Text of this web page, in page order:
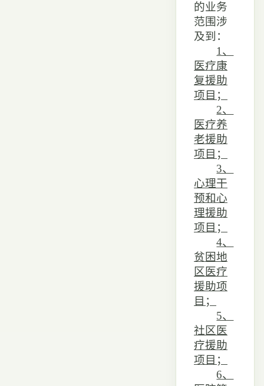
的业务
范围涉
及到：
1、
医疗康
复援助
项目；
2、
医疗养
老援助
项目；
3、
心理干
预和心
理援助
项目；
4、
贫困地
区医疗
援助项
目；
5、
社区医
疗援助
项目；
6、